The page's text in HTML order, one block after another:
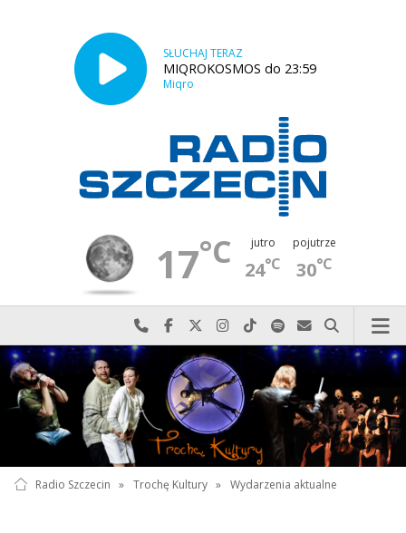
SŁUCHAJ TERAZ
MIQROKOSMOS do 23:59
Miqro
17°C jutro
24°C
pojutrze
30°C
Najlepiej po prostu do nas zadzwoń
Odwiedź nas na Facebook-u
Odwiedź nas na X
Odwiedź nas na Instagram-ie
Odwiedź nas na TikTok-u
Szukaj nas na Spotify
Wyślij do nas
Szukaj
Radio Szczecin » Trochę Kultury » Wydarzenia aktualne